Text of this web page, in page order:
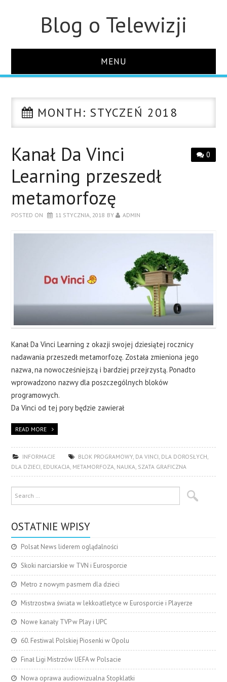
Blog o Telewizji
MENU
O STRONIEMONTH:STYCZEŃ 2018
0
Kanał Da Vinci
Learning przeszedł
metamorfozę
POSTED ON 11 STYCZNIA, 2018 BY ADMIN
Kanał Da Vinci Learning z okazji swojej dziesiątej rocznicy
nadawania przeszedł metamorfozę. Została zmieniona jego
nazwa, na nowocześniejszą i bardziej przejrzystą. Ponadto
wprowadzono nazwy dla poszczególnych bloków
programowych.
Da Vinci od tej pory będzie zawierał
READ MORE
INFORMACJE BLOK PROGRAMOWY, DA VINCI, DLA DOROSŁYCH,
DLA DZIECI, EDUKACJA, METAMORFOZA, NAUKA, SZATA GRAFICZNA
OSTATNIE WPISY
Polsat News liderem oglądalności
Skoki narciarskie w TVN i Eurosporcie
Metro z nowym pasmem dla dzieci
Mistrzostwa świata w lekkoatletyce w Eurosporcie i Playerze
Nowe kanały TVP w Play i UPC
60. Festiwal Polskiej Piosenki w Opolu
Finał Ligi Mistrzów UEFA w Polsacie
Nowa oprawa audiowizualna Stopklatki